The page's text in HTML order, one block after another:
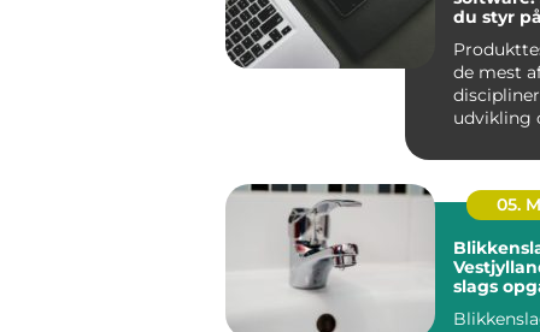
du styr
de mest
udvikling
05.
slags